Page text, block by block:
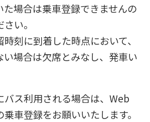
た場合は乗車登録できませんの
い。
刻に到着した時点において、
い場合は欠席とみなし、発車い
バス利用される場合は、Web
車登録をお願いいたします。